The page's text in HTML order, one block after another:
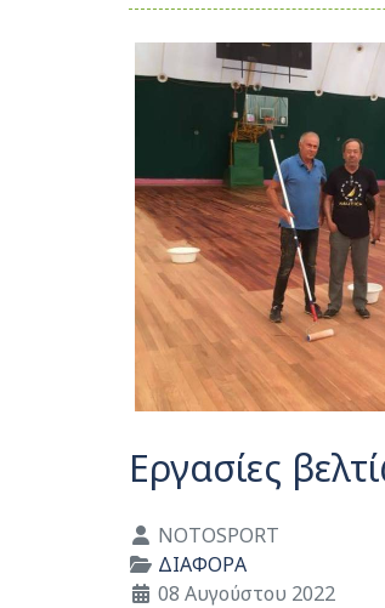
Εργασίες
Λεπτομέρειες
NOTOSPORT
ΔΙΑΦΟΡΑ
08 Αυγούστου 2022